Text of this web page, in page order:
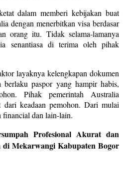
dalam memberi kebijakan buat
dengan menerbitkan visa berdasar
orang itu. Tidak selama-lamanya
senantiasa di terima oleh pihak
layaknya kelengkapan dokumen
paspor yang hampir habis,
Pihak pemerintah Australia
keadaan pemohon. Dari mulai
financial dan lain-lain.
Profesional Akurat dan
Mekarwangi Kabupaten Bogor